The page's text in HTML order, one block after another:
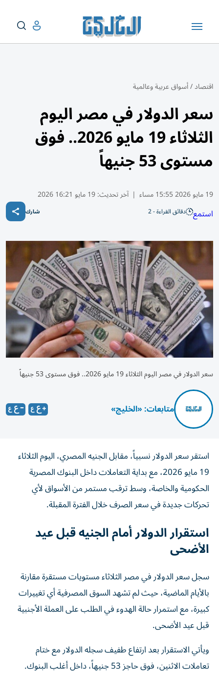
اقتصاد/أسواق عربية وعالمية
سعر الدولار في مصر اليوم
الثلاثاء 19 مايو 2026.. فوق
مستوى 53 جنيهاً
19 مايو 2026 15:55 مساء | آخر تحديث:19 مايو 16:21 2026
استمع دقائق القراءة - 2 شارك
سعر الدولار في مصر اليوم الثلاثاء 19 مايو 2026.. فوق مستوى 53 جنيهاً
متابعات: «الخليج»
استقر سعر الدولار نسبياً، مقابل الجنيه المصري، اليوم الثلاثاء
19 مايو 2026، مع بداية التعاملات داخل البنوك المصرية
الحكومية والخاصة، وسط ترقب مستمر من الأسواق لأي
تحركات جديدة في سعر الصرف خلال الفترة المقبلة.
استقرار الدولار أمام الجنيه قبل عيد
الأضحى
سجل سعر الدولار في مصر الثلاثاء مستويات مستقرة مقارنة
بالأيام الماضية، حيث لم تشهد السوق المصرفية أي تغييرات
كبيرة، مع استمرار حالة الهدوء في الطلب على العملة الأجنبية
قبل عيد الأضحى.
ويأتي الاستقرار بعد ارتفاع طفيف سجله الدولار مع ختام
تعاملات الاثنين، فوق حاجز 53 جنيهاً، داخل أغلب البنوك.